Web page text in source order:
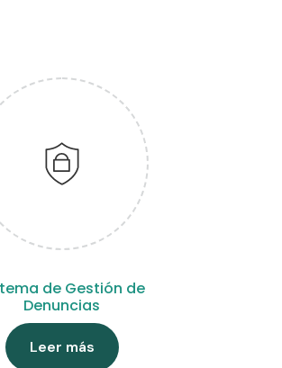
de Gestión de
Denuncias
Leer más